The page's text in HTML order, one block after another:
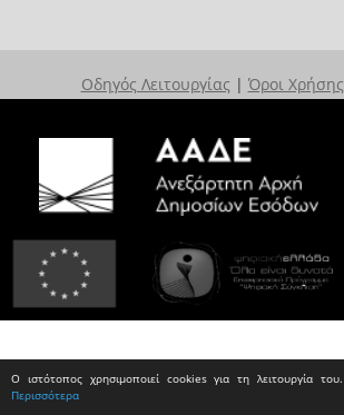
Ο ιστότοπος χρησιμοποιεί cookies για τη λειτουργία του.
Περισσότερα
Οδηγός Λειτουργίας | Όροι Χρήσης